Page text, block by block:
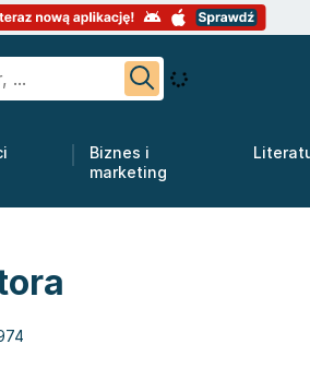
Biznes i
marketing